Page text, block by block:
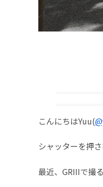
こんにちはYuu(
シャッターを押
最近、GRIIIで撮